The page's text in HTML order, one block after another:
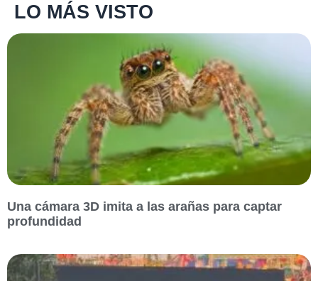
LO MÁS VISTO
Una cámara 3D imita a las arañas para captar
profundidad